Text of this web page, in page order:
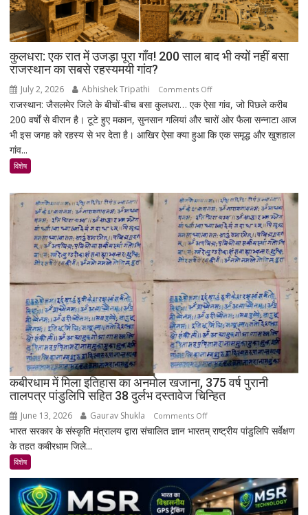
स्टेशन
की
बिजली
क्षमता
कुलधरा: एक रात में उजड़ा पूरा गाँव! 200 साल बाद भी क्यों नहीं बसा
राजस्थान का सबसे रहस्यमयी गांव?
July 2, 2026 Abhishek Tripathi Comments Offon
कुलधरा:
एक
रात
गाँव!
200
साल
बाद
भी
क्यों
बसा
राजस्थान
का
सबसे
रहस्यमयी
गांव?
राजस्थान: जैसलमेर जिले के बीचों-बीच बसा कुलधरा… एक ऐसा गांव, जो पिछले करीब
200 वर्षों से वीरान है। टूटे हुए मकान, सुनसान गलियां और चारों ओर फैला सन्नाटा आज
भी इस जगह को रहस्य से भर देता है। आखिर ऐसा क्या हुआ कि एक समृद्ध और खुशहाल
गांव...
विशेष
कबीरधाम में मिला इतिहास का अनमोल खजाना, 375 वर्ष पुरानी
तालपत्र पांडुलिपि सहित 38 दुर्लभ दस्तावेज चिन्हित
June 13, 2026 Gaurav Shukla Comments Offon
कबीरधाम
इतिहास
का
अनमोल
भारत सरकार के संस्कृति मंत्रालय द्वारा संचालित ज्ञान भारतम् राष्ट्रीय पांडुलिपि सर्वेक्षण
के तहत कबीरधाम जिले...
विशेष